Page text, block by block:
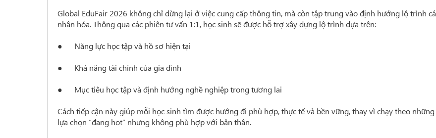
Global EduFair 2026 không chỉ dừng lại ở việc cung cấp thông tin, mà còn tập trung vào định hướng lộ trình cá
nhân hóa. Thông qua các phiên tư vấn 1:1, học sinh sẽ được hỗ trợ xây dựng lộ trình dựa trên:
● Năng lực học tập và hồ sơ hiện tại
● Khả năng tài chính của gia đình
● Mục tiêu học tập và định hướng nghề nghiệp trong tương lai
Cách tiếp cận này giúp mỗi học sinh tìm được hướng đi phù hợp, thực tế và bền vững, thay vì chạy theo những
lựa chọn “đang hot” nhưng không phù hợp với bản thân.